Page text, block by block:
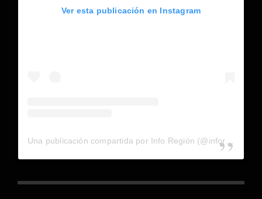
Ver esta publicación en Instagram